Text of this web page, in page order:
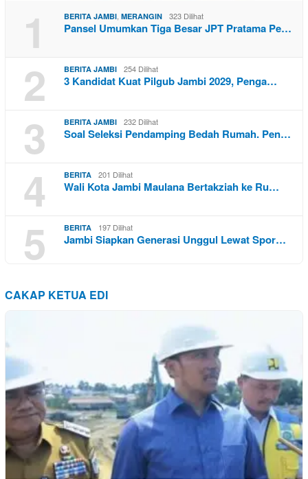
1 BERITA JAMBI MERANGIN 323 Dilihat
Pansel Umumkan Tiga Besar JPT Pratama Pe…
2 BERITA JAMBI 254 Dilihat
3 Kandidat Kuat Pilgub Jambi 2029, Penga…
3 BERITA JAMBI 232 Dilihat
Soal Seleksi Pendamping Bedah Rumah. Pen…
4 BERITA 201 Dilihat
Wali Kota Jambi Maulana Bertakziah ke Ru…
5 BERITA 197 Dilihat
Jambi Siapkan Generasi Unggul Lewat Spor…
CAKAP KETUA EDI